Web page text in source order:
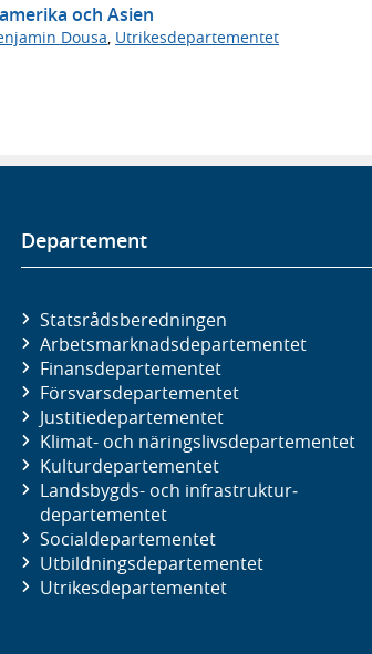
och Asien
Dousa Utrikesdepartementet
Departement
Statsrådsberedningen
Arbetsmarknads­departementet
Finans­departementet
Försvars­departementet
Justitie­departementet
Klimat- och näringslivs­departementet
Kultur­departementet
Landsbygds- och infrastruktur­
departementet
Social­departementet
Utbildnings­departementet
Utrikes­departementet